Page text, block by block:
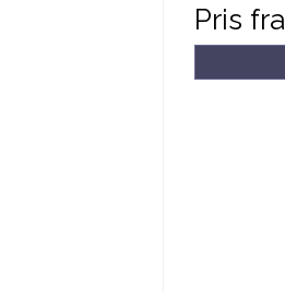
Pris fra